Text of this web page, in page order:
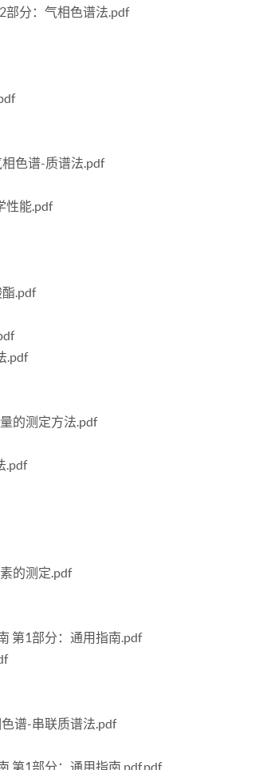
部分：气相色谱法.pdf
色谱-质谱法.pdf
性能.pdf
.pdf
.pdf
的测定方法.pdf
.pdf
的测定.pdf
第1部分：通用指南.pdf
谱-串联质谱法.pdf
第1部分：通用指南.pdf.pdf